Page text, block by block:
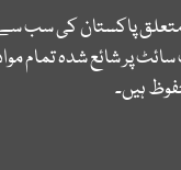
پاکستان کی سب سے
پر شائع شدہ تمام
ہیں۔